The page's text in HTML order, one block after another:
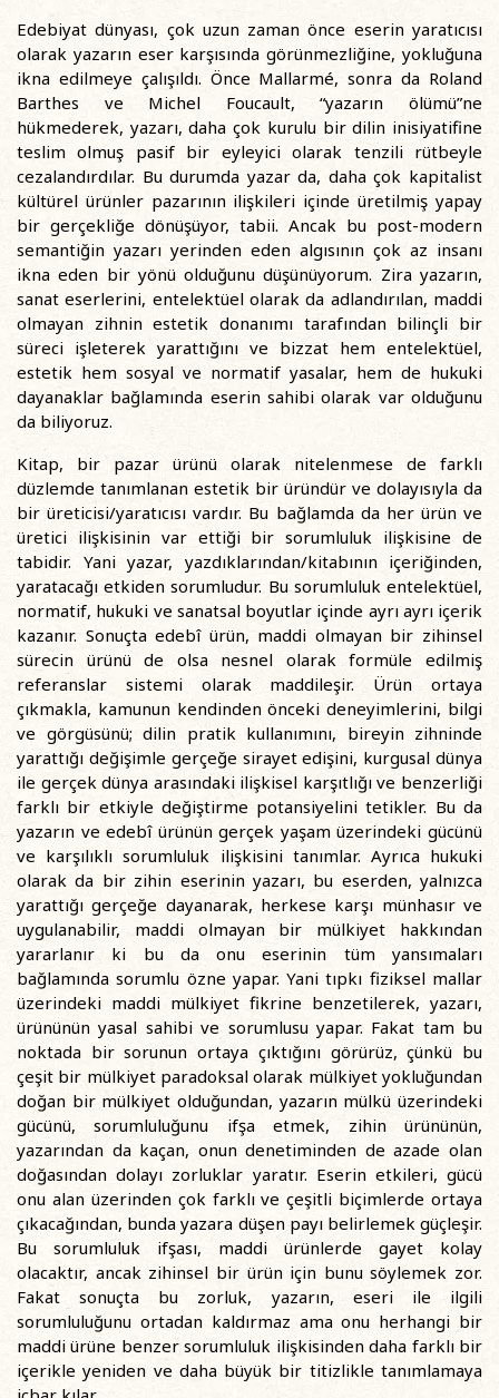
Edebiyat dünyası, çok uzun zaman önce eserin yaratıcısı
olarak yazarın eser karşısında görünmezliğine, yokluğuna
ikna edilmeye çalışıldı. Önce Mallarmé, sonra da Roland
Barthes ve Michel Foucault, “yazarın ölümü”ne
hükmederek, yazarı, daha çok kurulu bir dilin inisiyatifine
teslim olmuş pasif bir eyleyici olarak tenzili rütbeyle
cezalandırdılar. Bu durumda yazar da, daha çok kapitalist
kültürel ürünler pazarının ilişkileri içinde üretilmiş yapay
bir gerçekliğe dönüşüyor, tabii. Ancak bu post-modern
semantiğin yazarı yerinden eden algısının çok az insanı
ikna eden bir yönü olduğunu düşünüyorum. Zira yazarın,
sanat eserlerini, entelektüel olarak da adlandırılan, maddi
olmayan zihnin estetik donanımı tarafından bilinçli bir
süreci işleterek yarattığını ve bizzat hem entelektüel,
estetik hem sosyal ve normatif yasalar, hem de hukuki
dayanaklar bağlamında eserin sahibi olarak var olduğunu
da biliyoruz.
Kitap, bir pazar ürünü olarak nitelenmese de farklı
düzlemde tanımlanan estetik bir üründür ve dolayısıyla da
bir üreticisi/yaratıcısı vardır. Bu bağlamda da her ürün ve
üretici ilişkisinin var ettiği bir sorumluluk ilişkisine de
tabidir. Yani yazar, yazdıklarından/kitabının içeriğinden,
yaratacağı etkiden sorumludur. Bu sorumluluk entelektüel,
normatif, hukuki ve sanatsal boyutlar içinde ayrı ayrı içerik
kazanır. Sonuçta edebî ürün, maddi olmayan bir zihinsel
sürecin ürünü de olsa nesnel olarak formüle edilmiş
referanslar sistemi olarak maddileşir. Ürün ortaya
çıkmakla, kamunun kendinden önceki deneyimlerini, bilgi
ve görgüsünü; dilin pratik kullanımını, bireyin zihninde
yarattığı değişimle gerçeğe sirayet edişini, kurgusal dünya
ile gerçek dünya arasındaki ilişkisel karşıtlığı ve benzerliği
farklı bir etkiyle değiştirme potansiyelini tetikler. Bu da
yazarın ve edebî ürünün gerçek yaşam üzerindeki gücünü
ve karşılıklı sorumluluk ilişkisini tanımlar. Ayrıca hukuki
olarak da bir zihin eserinin yazarı, bu eserden, yalnızca
yarattığı gerçeğe dayanarak, herkese karşı münhasır ve
uygulanabilir, maddi olmayan bir mülkiyet hakkından
yararlanır ki bu da onu eserinin tüm yansımaları
bağlamında sorumlu özne yapar. Yani tıpkı fiziksel mallar
üzerindeki maddi mülkiyet fikrine benzetilerek, yazarı,
ürününün yasal sahibi ve sorumlusu yapar. Fakat tam bu
noktada bir sorunun ortaya çıktığını görürüz, çünkü bu
çeşit bir mülkiyet paradoksal olarak mülkiyet yokluğundan
doğan bir mülkiyet olduğundan, yazarın mülkü üzerindeki
gücünü, sorumluluğunu ifşa etmek, zihin ürününün,
yazarından da kaçan, onun denetiminden de azade olan
doğasından dolayı zorluklar yaratır. Eserin etkileri, gücü
onu alan üzerinden çok farklı ve çeşitli biçimlerde ortaya
çıkacağından, bunda yazara düşen payı belirlemek güçleşir.
Bu sorumluluk ifşası, maddi ürünlerde gayet kolay
olacaktır, ancak zihinsel bir ürün için bunu söylemek zor.
Fakat sonuçta bu zorluk, yazarın, eseri ile ilgili
sorumluluğunu ortadan kaldırmaz ama onu herhangi bir
maddi ürüne benzer sorumluluk ilişkisinden daha farklı bir
içerikle yeniden ve daha büyük bir titizlikle tanımlamaya